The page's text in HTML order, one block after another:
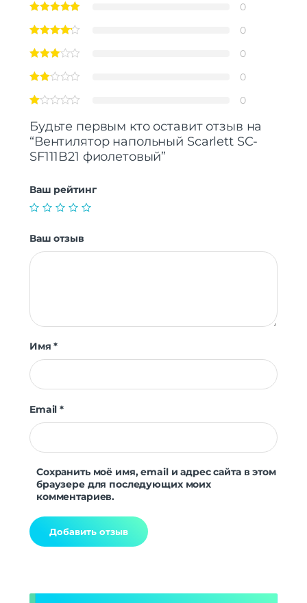
0
0
0
0
0
Будьте первым кто оставит отзыв на
“Вентилятор напольный Scarlett SC-
SF111B21 фиолетовый”
Ваш рейтинг
Ваш отзыв
Имя*
Email*
Сохранить моё имя, email и адрес сайта в этом
браузере для последующих моих
комментариев.